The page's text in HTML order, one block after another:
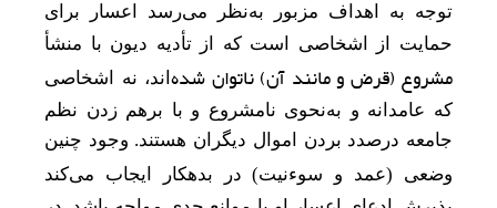
توجه به اهداف مزبور به‌نظر میرسد اعسار برای
حمایت از اشخاصی است که از تأدیه دیون با منشأ
مشروع (قرض و مانند آن) ناتوان شده اند، نه اشخاصی
که عامدانه و به‌نحوی نامشروع و با برهم زدن نظم
جامعه درصدد بردن اموال دیگران هستند. وجود چنین
وضعی (عمد و سوءنیت) در بدهکار ایجاب میکند